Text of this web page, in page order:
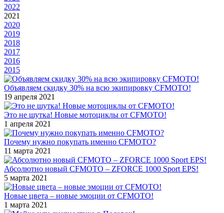
2022
2021
2020
2019
2018
2017
2016
2015
Объявляем скидку 30% на всю экипировку CFMOTO!
19 апреля 2021
Это не шутка! Новые мотоциклы от CFMOTO!
1 апреля 2021
Почему нужно покупать именно CFMOTO?
11 марта 2021
Абсолютно новый CFMOTO – ZFORCE 1000 Sport EPS!
5 марта 2021
Новые цвета – новые эмоции от CFMOTO!
1 марта 2021